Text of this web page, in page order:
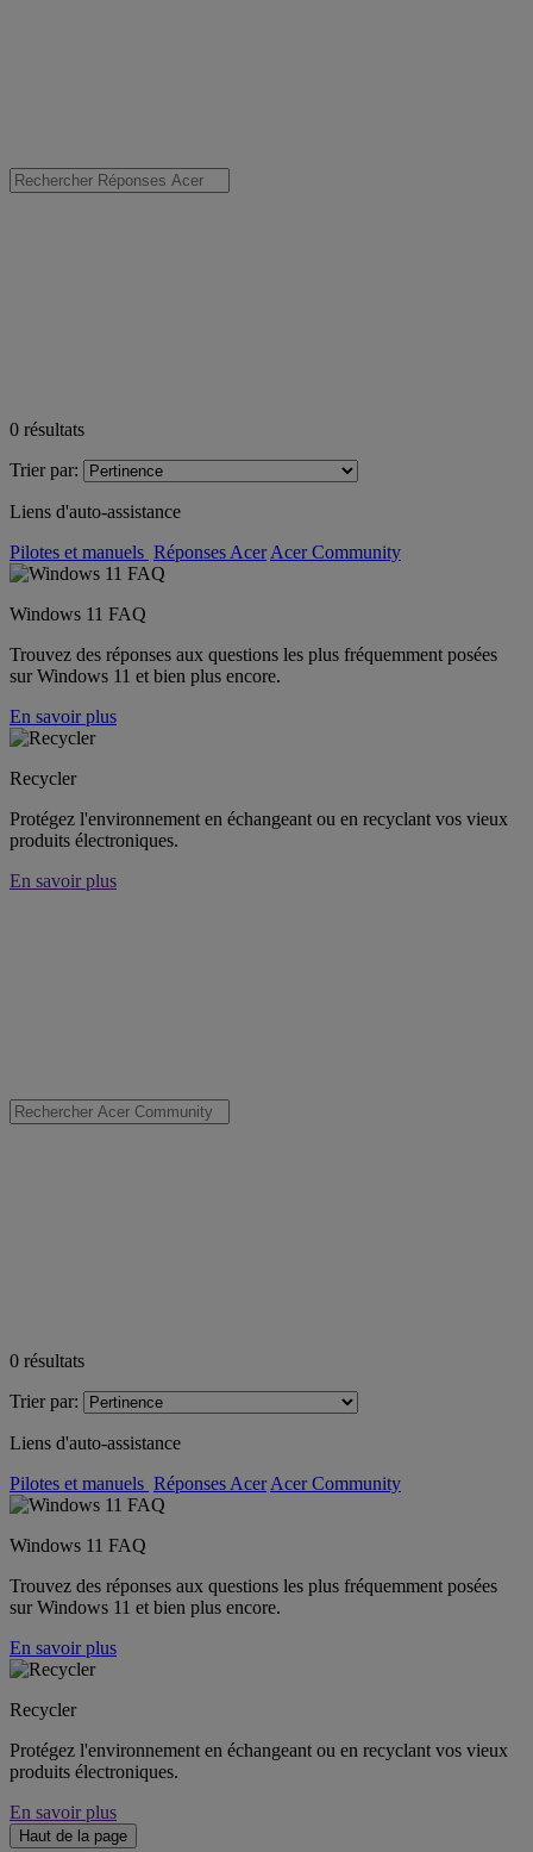
0 résultats
Trier par:
Liens d'auto-assistance
Pilotes et manuels Réponses Acer Acer Community
Windows 11 FAQ
Trouvez des réponses aux questions les plus fréquemment posées
sur Windows 11 et bien plus encore.
En savoir plus
Recycler
Protégez l'environnement en échangeant ou en recyclant vos vieux
produits électroniques.
En savoir plus
0 résultats
Trier par:
Liens d'auto-assistance
Pilotes et manuels Réponses Acer Acer Community
Windows 11 FAQ
Trouvez des réponses aux questions les plus fréquemment posées
sur Windows 11 et bien plus encore.
En savoir plus
Recycler
Protégez l'environnement en échangeant ou en recyclant vos vieux
produits électroniques.
En savoir plus
Haut de la page